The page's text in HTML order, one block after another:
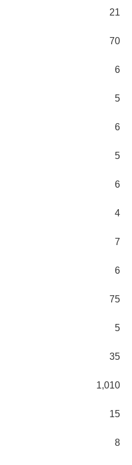
21
70
6
5
6
5
6
4
7
6
75
5
35
1,010
15
8